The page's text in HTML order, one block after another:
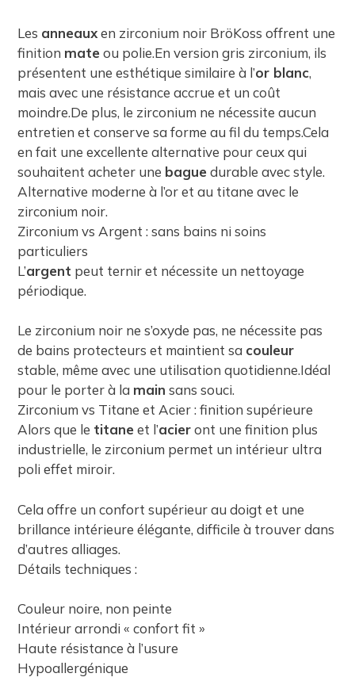
Les anneauxen zirconium noir BröKoss offrent une
finition mateou polie.En version gris zirconium, ils
présentent une esthétique similaire à l’or blanc,
mais avec une résistance accrue et un coût
moindre.De plus, le zirconium ne nécessite aucun
entretien et conserve sa forme au fil du temps.Cela
en fait une excellente alternative pour ceux qui
souhaitent acheter une baguedurable avec style.
Alternative moderne à l’or et au titane avec le
zirconium noir.
Zirconium vs Argent : sans bains ni soins
particuliers
L’argent peut ternir et nécessite un nettoyage
périodique.
Le zirconium noir ne s’oxyde pas, ne nécessite pas
de bains protecteurs et maintient sa couleur
stable, même avec une utilisation quotidienne.Idéal
pour le porter à la main sans souci.
Zirconium vs Titane et Acier : finition supérieure
Alors que le titaneet l’acieront une finition plus
industrielle, le zirconium permet un intérieur ultra
poli effet miroir.
Cela offre un confort supérieur au doigt et une
brillance intérieure élégante, difficile à trouver dans
d’autres alliages.
Détails techniques :
Couleur noire, non peinte
Intérieur arrondi « confort fit »
Haute résistance à l’usure
Hypoallergénique